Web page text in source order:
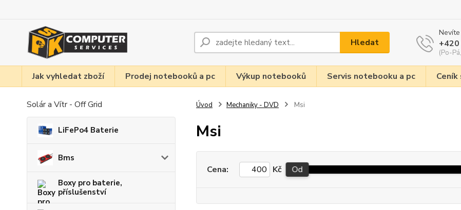
Hledat
(Po-
Jak vyhledat zboží Prodej notebooků a pc Výkup notebooků Servis notebooku a pc
Solár a Vítr - Off Grid
LiFePo4 Baterie
Bms
Boxy pro baterie,
příslušenství
Úvod Mechaniky - DVD Msi
Msi
Cena: Kč Od